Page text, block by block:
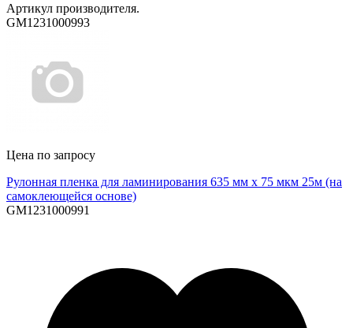
Артикул производителя.
GM1231000993
Цена по запросу
Рулонная пленка для ламинирования 635 мм х 75 мкм 25м (на
самоклеющейся основе)
GM1231000991